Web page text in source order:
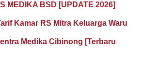
MEDIKA BSD [UPDATE 2026]
Kamar RS Mitra Keluarga Waru
Medika Cibinong [Terbaru